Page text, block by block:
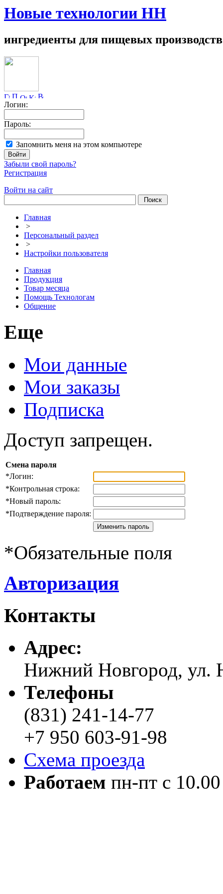
Новые технологии НН
ингредиенты для пищевых производств
Логин:
Пароль:
Запомнить меня на этом компьютере
Забыли свой пароль?
Регистрация
Войти на сайт
Главная
>
Персональный раздел
>
Настройки пользователя
Главная
Продукция
Товар месяца
Помощь Технологам
Общение
Еще
Мои данные
Мои заказы
Подписка
Доступ запрещен.
Смена пароля
*Логин:
*Контрольная строка:
*Новый пароль:
*Подтверждение пароля:
*Обязательные поля
Авторизация
Контакты
Адреc:
Нижний Новгород, ул.
Телефоны
(831) 241-14-77
+7 950 603-91-98
Схема проезда
Работаем пн-пт с